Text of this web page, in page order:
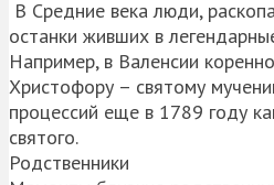
В Средние века люди,
останки живших в
Например, в Валенсии
Христофору – святому
процессий еще в 1789 году
святого.
Родственники